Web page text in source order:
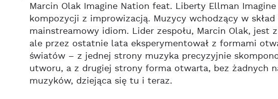
Marcin Olak Imagine Nation feat. Liberty Ellman
kompozycji z improwizacją. Muzycy wchodzący w
mainstreamowy idiom. Lider zespołu, Marcin Olak, jest
ale przez ostatnie lata eksperymentował z formami
światów – z jednej strony muzyka precyzyjnie
utworu, a z drugiej strony forma otwarta, bez żadnych
muzyków, dziejąca się tu i teraz.